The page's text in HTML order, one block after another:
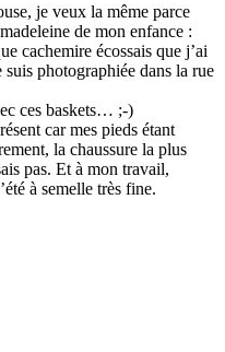
je veux la même parce
de mon enfance :
cachemire écossais que j’ai
photographiée dans la rue
ces baskets… ;-)
car mes pieds étant
la chaussure la plus
pas. Et à mon travail,
à semelle très fine.